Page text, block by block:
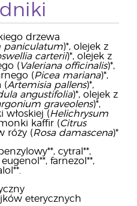
drzewa
paniculatum)*, olejek z
carterii)*, olejek z
( Valeriana officinalis)*,
(Picea mariana)*,
(Artemisia pallens)*,
angustifolia)*, olejek z
graveolens)*,
włoskiej (Helichrysum
kaffir (Citrus
róży (Rosa damascena)*
cytral**,
farnezol**,
eterycznych